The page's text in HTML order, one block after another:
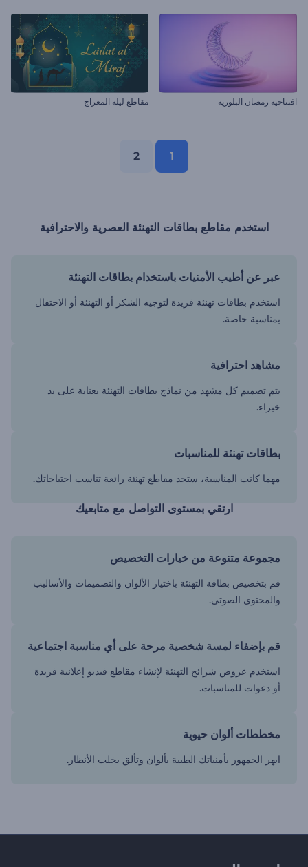
افتتاحية رمضان البلورية مقاطع ليلة المعراج
1
2
استخدم مقاطع بطاقات التهنئة العصرية والاحترافية
عبر عن أطيب الأمنيات باستخدام بطاقات التهنئة
استخدم بطاقات تهنئة فريدة لتوجيه الشكر أو التهنئة أو الاحتفال
بمناسبة خاصة.
مشاهد احترافية
يتم تصميم كل مشهد من نماذج بطاقات التهنئة بعناية على يد
خبراء.
بطاقات تهنئة للمناسبات
مهما كانت المناسبة، ستجد مقاطع تهنئة رائعة تناسب احتياجاتك.
ارتقي بمستوى التواصل مع متابعيك
مجموعة متنوعة من خيارات التخصيص
قم بتخصيص بطاقة التهنئة باختيار الألوان والتصميمات والأساليب
والمحتوى الصوتي.
قم بإضفاء لمسة شخصية مرحة على أي مناسبة اجتماعية
استخدم عروض شرائح التهنئة لإنشاء مقاطع فيديو إعلانية فريدة
أو دعوات للمناسبات.
مخططات ألوان حيوية
ابهر الجمهور بأمنياتك الطبية بألوان وتألق يخلب الأنظار.